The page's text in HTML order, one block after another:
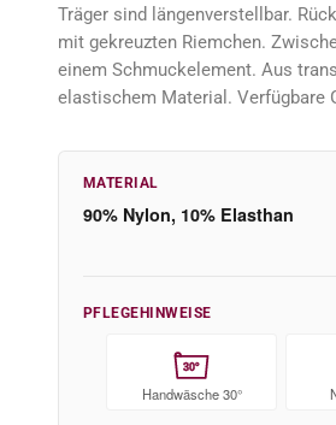
Träger sind längenverstellbar.
mit gekreuzten Riemchen.
einem Schmuckelement. Aus
elastischem Material. Verfügbare
MATERIAL
90% Nylon, 10% Elasthan
PFLEGEHINWEISE
30°
Handwäsche 30°